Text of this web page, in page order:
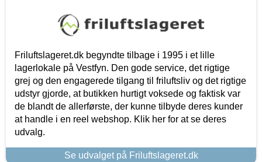
Friluftslageret.dk begyndte tilbage i 1995 i et lille
lagerlokale på Vestfyn. Den gode service, det rigtige
grej og den engagerede tilgang til friluftsliv og det rigtige
udstyr gjorde, at butikken hurtigt voksede og faktisk var
de blandt de allerførste, der kunne tilbyde deres kunder
at handle i en reel webshop. Klik her for at se deres
udvalg.
Se udvalget på Friluftslageret.dk